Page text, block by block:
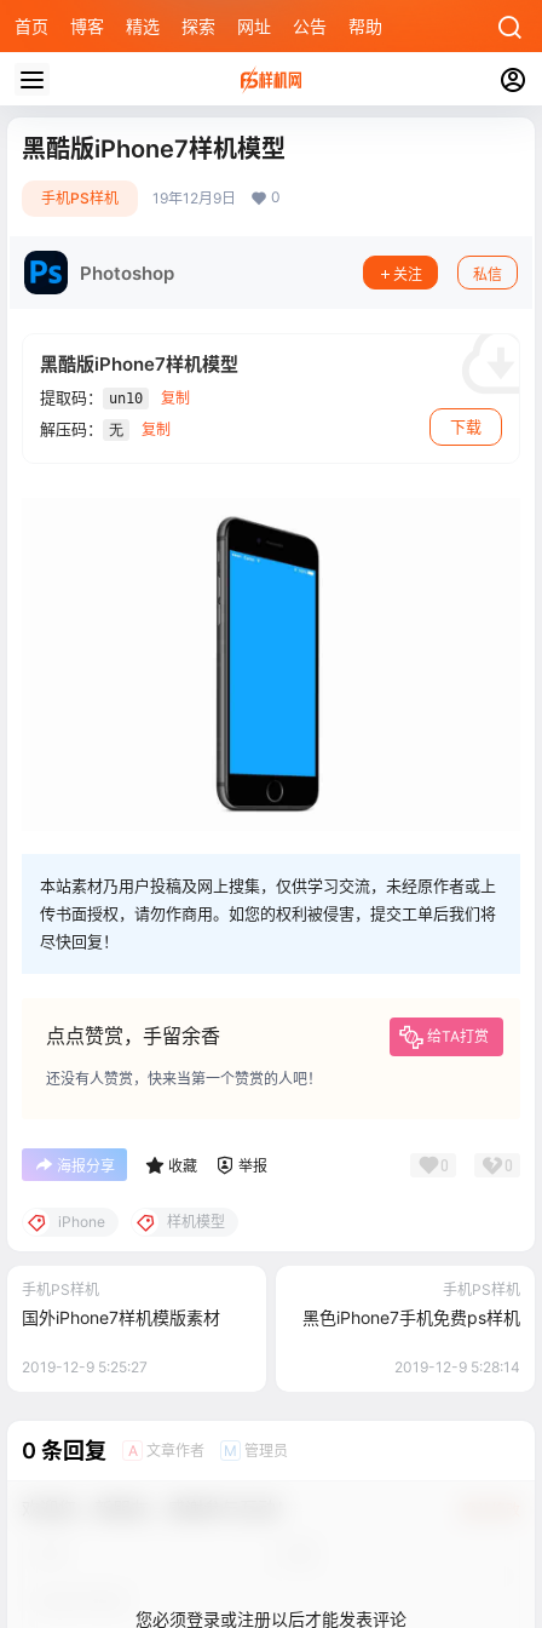
首页 博客 精选 探索 网址 公告 帮助
黑酷版iPhone7样机模型
手机PS样机 19年12月9日 0
Photoshop 关注 私信
黑酷版iPhone7样机模型
提取码： un10 复制
解压码： 无 复制 下载
本站素材乃用户投稿及网上搜集，仅供学习交流，未经原作者或上
传书面授权，请勿作商用。如您的权利被侵害，提交工单后我们将
尽快回复！
点点赞赏，手留余香 给TA打赏
还没有人赞赏，快来当第一个赞赏的人吧！
海报分享 收藏 举报 0 0
iPhone 样机模型
手机PS样机
国外iPhone7样机模版素材
2019-12-9 5:25:27
手机PS样机
黑色iPhone7手机免费ps样机
2019-12-9 5:28:14
0 条回复 A 文章作者 M 管理员
您必须登录或注册以后才能发表评论